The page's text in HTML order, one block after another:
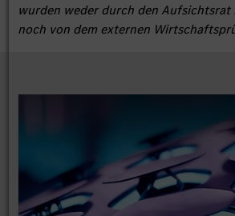
wurden weder durch den Aufsichtsrat
noch von dem externen